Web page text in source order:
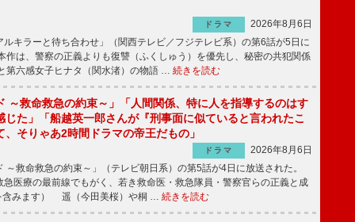
ドラマ
2026年8月6日
キラーと待ち合わせ」（関西テレビ／フジテレビ系）の第6話が5日に
は、警察の正義よりも復讐（ふくしゅう）を優先し、秘密の共犯関係
第六感女子ヒナタ（関水渚）の物語 … 続きを読む
～救命救急の約束～」「人間関係、特に人を指導するのはす
じた」「船越英一郎さんが『刑事面に似ていると言われたこ
、そりゃあ2時間ドラマの帝王だもの」
ドラマ
2026年8月6日
救命救急の約束～」（テレビ朝日系）の第5話が4日に放送された。
医療の最前線でもがく、若き救命医・救急隊員・警察官らの正義と成
含みます） 遥（今田美桜）や桐 … 続きを読む